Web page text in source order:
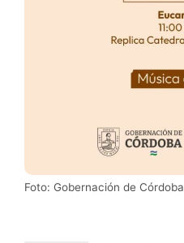
Foto: Gobernación de Córdoba